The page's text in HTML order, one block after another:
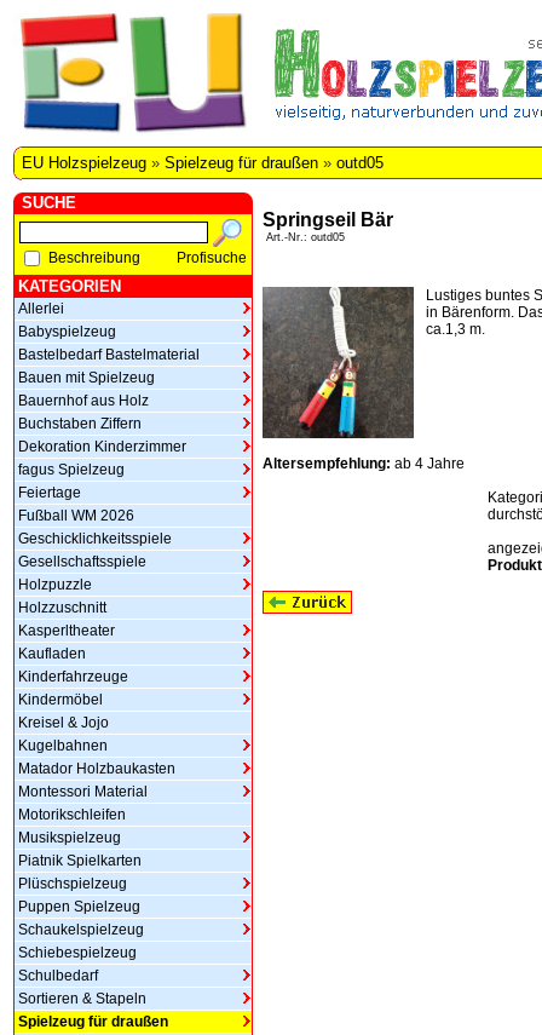
EU Holzspielzeug » Spielzeug für draußen » outd05
SUCHE
Beschreibung Profisuche
KATEGORIEN
Allerlei
Babyspielzeug
Bastelbedarf Bastelmaterial
Bauen mit Spielzeug
Bauernhof aus Holz
Buchstaben Ziffern
Dekoration Kinderzimmer
fagus Spielzeug
Feiertage
Fußball WM 2026
Geschicklichkeitsspiele
Gesellschaftsspiele
Holzpuzzle
Holzzuschnitt
Kasperltheater
Kaufladen
Kinderfahrzeuge
Kindermöbel
Kreisel & Jojo
Kugelbahnen
Matador Holzbaukasten
Montessori Material
Motorikschleifen
Musikspielzeug
Piatnik Spielkarten
Plüschspielzeug
Puppen Spielzeug
Schaukelspielzeug
Schiebespielzeug
Schulbedarf
Sortieren & Stapeln
Spielzeug für draußen
Springseil Bär
Art.-Nr.: outd05
Lustiges buntes
in Bärenform.
ca.1,3 m.
Altersempfehlung: ab 4 Jahre